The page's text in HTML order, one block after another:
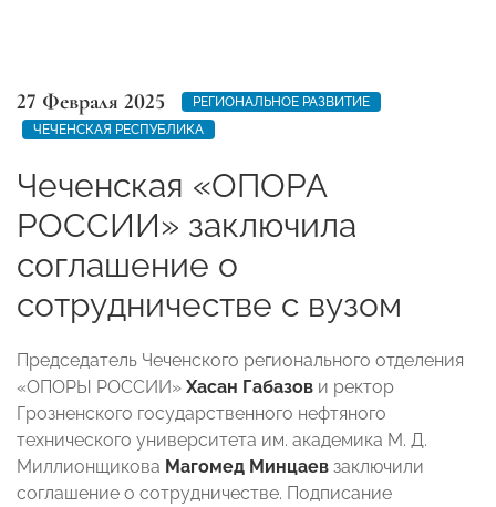
27 Февраля 2025
РЕГИОНАЛЬНОЕ РАЗВИТИЕ
ЧЕЧЕНСКАЯ РЕСПУБЛИКА
Чеченская «ОПОРА
РОССИИ» заключила
соглашение о
сотрудничестве с вузом
Председатель Чеченского регионального отделения
«ОПОРЫ РОССИИ» Хасан Габазов и ректор
Грозненского государственного нефтяного
технического университета им. академика М. Д.
Миллионщикова Магомед Минцаев заключили
соглашение о сотрудничестве. Подписание